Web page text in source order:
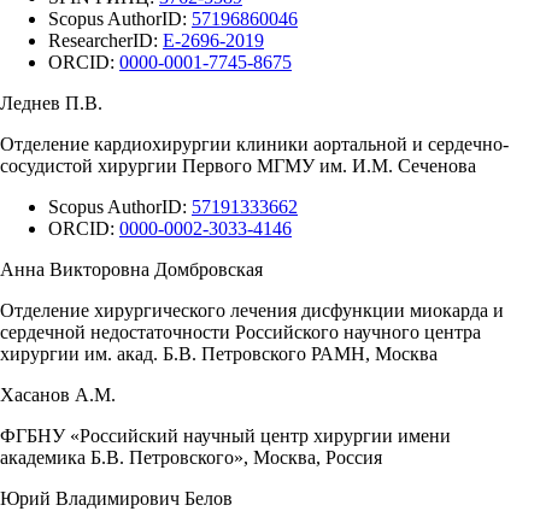
Scopus AuthorID: 57196860046
ResearcherID: E-2696-2019
ORCID: 0000-0001-7745-8675
Леднев П.В.
Отделение кардиохирургии клиники аортальной и сердечно-
сосудистой хирургии Первого МГМУ им. И.М. Сеченова
Scopus AuthorID: 57191333662
ORCID: 0000-0002-3033-4146
Анна Викторовна Домбровская
Отделение хирургического лечения дисфункции миокарда и
сердечной недостаточности Российского научного центра
хирургии им. акад. Б.В. Петровского РАМН, Москва
Хасанов А.М.
ФГБНУ «Российский научный центр хирургии имени
академика Б.В. Петровского», Москва, Россия
Юрий Владимирович Белов